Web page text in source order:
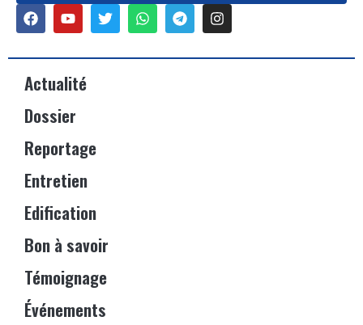
Actualité
Dossier
Reportage
Entretien
Edification
Bon à savoir
Témoignage
Événements